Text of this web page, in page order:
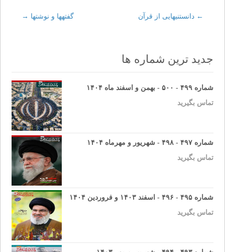
Post
navigation
← دانستنيهايى از قرآن‏ گفته‏ها و نوشتها →
جدید ترین شماره ها
شماره ۴۹۹ - ۵۰۰ - بهمن و اسفند ماه ۱۴۰۴
تماس بگیرید
شماره ۴۹۷ - ۴۹۸ - شهریور و مهرماه ۱۴۰۴
تماس بگیرید
شماره ۴۹۵ - ۴۹۶ - اسفند ۱۴۰۳ و فروردین ۱۴۰۴
تماس بگیرید